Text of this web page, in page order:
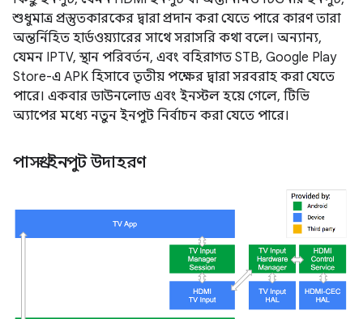
শুধুমাত্র প্রস্তুতকারকের দ্বারা প্রদান করা যেতে পারে কারণ তারা
অন্তর্নিহিত হার্ডওয়্যারের সাথে সরাসরি কথা বলে। অন্যান্য,
যেমন IPTV, স্থান পরিবর্তন, এবং বহিরাগত STB, Google Play
Store-এ APK হিসাবে তৃতীয় পক্ষের দ্বারা সরবরাহ করা যেতে
পারে। একবার ডাউনলোড এবং ইনস্টল হয়ে গেলে, টিভি
অ্যাপের মধ্যে নতুন ইনপুট নির্বাচন করা যেতে পারে।
পাসথ্রু ইনপুট উদাহরণ